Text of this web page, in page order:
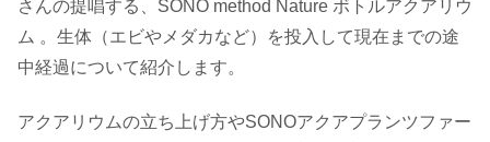
さんの提唱する、SONO method Nature ボトルアクアリウ
ム 。生体（エビやメダカなど）を投入して現在までの途
中経過について紹介します。
アクアリウムの立ち上げ方やSONOアクアプランツファー